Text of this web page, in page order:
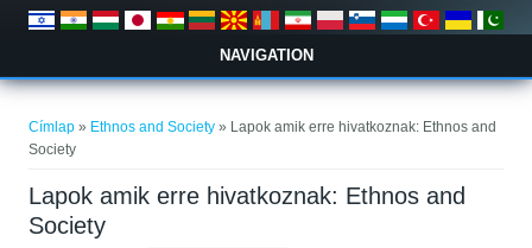
NAVIGATION
Címlap » Ethnos and Society » Lapok amik erre hivatkoznak: Ethnos and
Society
Lapok amik erre hivatkoznak: Ethnos and
Society